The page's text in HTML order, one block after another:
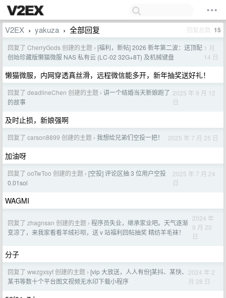
V2EX › yakuza › 全部回复 回复总数 15
回复了 CherryGods 创建的主题 › [福利，新帖] 2026 新年第二波：送顶配
创始珍藏版懒猫微服 NAS 私有云 (LC-02 32G+8T) 及机械键盘
1 月
14 日
懒猫微服，内网穿透真丝滑，远程微信能多开，新年抽奖送好礼！
回复了 deadlineChen 创建的主题 › 讲一个结婚当天新娘跑了
的故事
2025 年 9 月 12
日
及时止损，新娘强啊
回复了 carson8899 创建的主题 › 我想给兄弟们空投一把！ 2025 年 7 月 25 日
加油呀
回复了 ooTwToo 创建的主题 › [空投] 评论区抽 3 位用户空投
0.01sol
2025 年 7 月 24
日
WAGMI
回复了 zhagnsan 创建的主题 › 程序员失业，继承家业吧。天气逐渐
变凉了，来我家看看羊绒衫呗，送 v 站福利回帖抽奖 精纺羊毛袜！
2024 年
9 月 20
日
分子
回复了 wwzgxsyf 创建的主题 › [vip 大放送，人人有份]某抖、某快、
某书等数十个平台图文视频无水印下载小程序
2024 年 2
月 28 日